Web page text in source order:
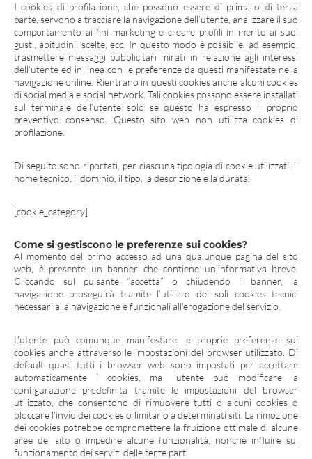
Icookies di profilazione, che possono essere di prima o di terza
parte, servono a tracciare la navigazione dell’utente, analizzare il suo
comportamento ai fini marketing e creare profili in merito ai suoi
gusti, abitudini, scelte, ecc. In questo modo è possibile, ad esempio,
trasmettere messaggi pubblicitari mirati in relazione agli interessi
dell’utente ed in linea con le preferenze da questi manifestate nella
navigazione online. Rientrano in questi cookies anche alcuni cookies
di social media e social network. Tali cookies possono essere installati
sul terminale dell’utente solo se questo ha espresso il proprio
preventivo consenso. Questo sito web non utilizza cookies di
profilazione.
Di seguito sono riportati, per ciascuna tipologia di cookie utilizzati, il
nome tecnico, il dominio, il tipo, la descrizione e la durata:
[cookie_category]
Come si gestiscono le preferenze sui cookies?
Al momento del primo accesso ad una qualunque pagina del sito
web, è presente un banner che contiene un’informativa breve.
Cliccando sul pulsante “accetta” o chiudendo il banner, la
navigazione proseguirà tramite l’utilizzo dei soli cookies tecnici
necessari alla navigazione e funzionali all’erogazione del servizio.
L’utente può comunque manifestare le proprie preferenze sui
cookies anche attraverso le impostazioni del browser utilizzato. Di
default quasi tutti i browser web sono impostati per accettare
automaticamente i cookies, ma l’utente può modificare la
configurazione predefinita tramite le impostazioni del browser
utilizzato, che consentono di rimuovere tutti o alcuni cookies o
bloccare l’invio dei cookies o limitarlo a determinati siti. La rimozione
dei cookies potrebbe compromettere la fruizione ottimale di alcune
aree del sito o impedire alcune funzionalità, nonché influire sul
funzionamento dei servizi delle terze parti.